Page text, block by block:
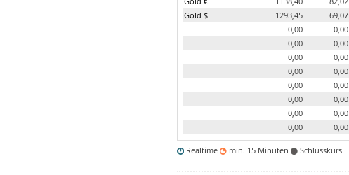
Gold $
1293,45 69,07
0,00
0,00
0,00
0,00
0,00
0,00
0,00
0,00
0,00
0,00
0,00
0,00
0,00
0,00
0,00
0,00
Realtime min. 15 Minuten Schlusskurs